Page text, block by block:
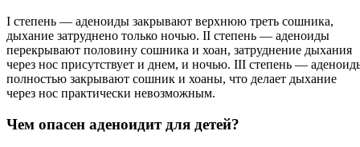
I степень — аденоиды закрывают верхнюю треть сошника,
дыхание затруднено только ночью. II степень — аденоиды
перекрывают половину сошника и хоан, затруднение дыхания
через нос присутствует и днем, и ночью. III степень —
полностью закрывают сошник и хоаны, что делает дыхание
через нос практически невозможным.
Чем опасен аденоидит для детей?